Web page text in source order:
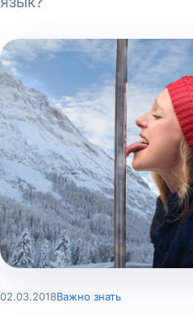
02.03.2018Важно знать